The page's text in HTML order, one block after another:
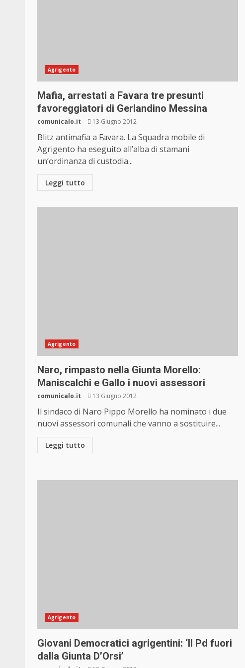
Agrigento
Mafia, arrestati a Favara tre presunti
favoreggiatori di Gerlandino Messina
comunicalo.it 13 Giugno 2012
Blitz antimafia a Favara. La Squadra mobile di
Agrigento ha eseguito all’alba di stamani
un’ordinanza di custodia...
Leggi tutto
Agrigento
Naro, rimpasto nella Giunta Morello:
Maniscalchi e Gallo i nuovi assessori
comunicalo.it 13 Giugno 2012
Il sindaco di Naro Pippo Morello ha nominato i due
nuovi assessori comunali che vanno a sostituire...
Leggi tutto
Agrigento
Giovani Democratici agrigentini: ‘Il Pd fuori
dalla Giunta D’Orsi’